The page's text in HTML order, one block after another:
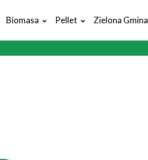
Biomasa Pellet Zielona Gmina